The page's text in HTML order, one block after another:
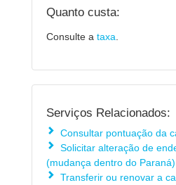
Quanto custa:
Consulte a taxa
Serviços Relacionados:
Consultar pontuação da
Solicitar alteração de
(mudança dentro do Paraná)
Transferir ou renovar a